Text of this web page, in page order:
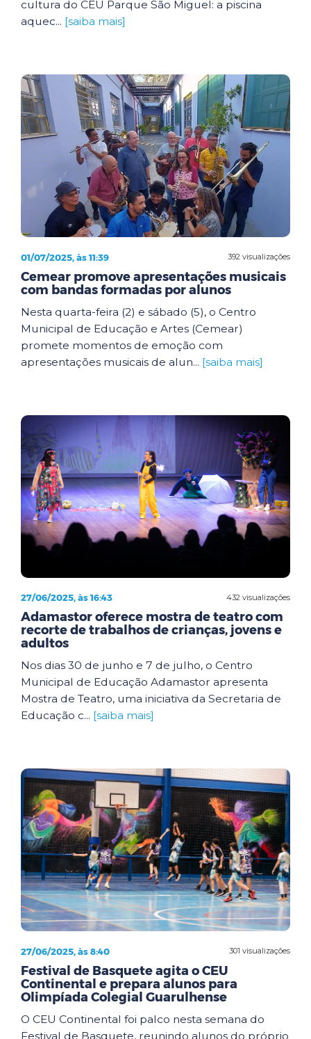
cultura do CEU Parque São Miguel: a piscina
aquec... [saiba mais]
392 visualizações
01/07/2025, às 11:39
Cemear promove apresentações musicais
com bandas formadas por alunos
Nesta quarta-feira (2) e sábado (5), o Centro
Municipal de Educação e Artes (Cemear)
promete momentos de emoção com
apresentações musicais de alun... [saiba mais]
432 visualizações
27/06/2025, às 16:43
Adamastor oferece mostra de teatro com
recorte de trabalhos de crianças, jovens e
adultos
Nos dias 30 de junho e 7 de julho, o Centro
Municipal de Educação Adamastor apresenta
Mostra de Teatro, uma iniciativa da Secretaria de
Educação c... [saiba mais]
301 visualizações
27/06/2025, às 8:40
Festival de Basquete agita o CEU
Continental e prepara alunos para
Olimpíada Colegial Guarulhense
O CEU Continental foi palco nesta semana do
Festival de Basquete, reunindo alunos do próprio